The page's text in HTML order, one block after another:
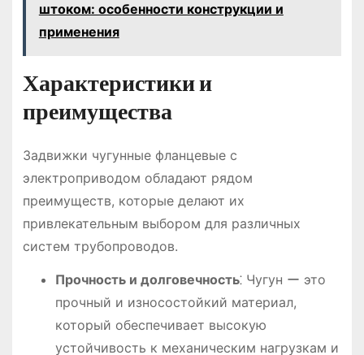
штоком: особенности конструкции и
применения
Характеристики и
преимущества
Задвижки чугунные фланцевые с
электроприводом обладают рядом
преимуществ, которые делают их
привлекательным выбором для различных
систем трубопроводов.
Прочность и долговечность⁚ Чугун ー это
прочный и износостойкий материал,
который обеспечивает высокую
устойчивость к механическим нагрузкам и